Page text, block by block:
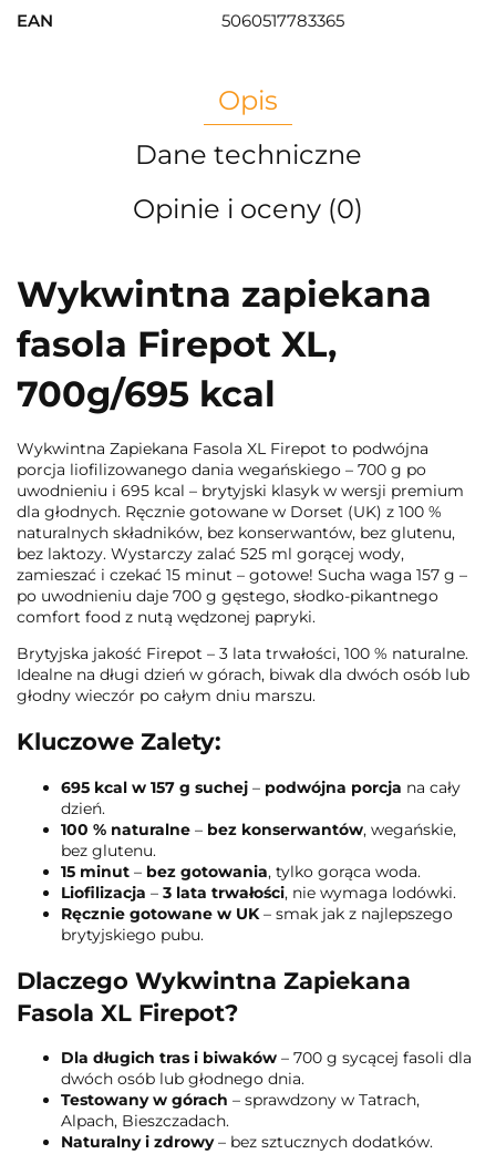
EAN 5060517783365
Opis
Dane techniczne
Opinie i oceny (0)
Wykwintna zapiekana
fasola Firepot XL,
700g/695 kcal
Wykwintna Zapiekana Fasola XL Firepot to podwójna
porcja liofilizowanego dania wegańskiego – 700 g po
uwodnieniu i 695 kcal – brytyjski klasyk w wersji premium
dla głodnych. Ręcznie gotowane w Dorset (UK) z 100 %
naturalnych składników, bez konserwantów, bez glutenu,
bez laktozy. Wystarczy zalać 525 ml gorącej wody,
zamieszać i czekać 15 minut – gotowe! Sucha waga 157 g –
po uwodnieniu daje 700 g gęstego, słodko-pikantnego
comfort food z nutą wędzonej papryki.
Brytyjska jakość Firepot – 3 lata trwałości, 100 % naturalne.
Idealne na długi dzień w górach, biwak dla dwóch osób lub
głodny wieczór po całym dniu marszu.
Kluczowe Zalety:
695 kcal w 157 g suchej – podwójna porcja na cały
dzień.
100 % naturalne – bez konserwantów, wegańskie,
bez glutenu.
15 minut – bez gotowania, tylko gorąca woda.
Liofilizacja – 3 lata trwałości, nie wymaga lodówki.
Ręcznie gotowane w UK – smak jak z najlepszego
brytyjskiego pubu.
Dlaczego Wykwintna Zapiekana
Fasola XL Firepot?
Dla długich tras i biwaków – 700 g sycącej fasoli dla
dwóch osób lub głodnego dnia.
Testowany w górach – sprawdzony w Tatrach,
Alpach, Bieszczadach.
Naturalny i zdrowy– bez sztucznych dodatków.